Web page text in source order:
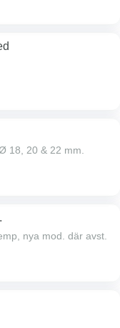
18, 20 & 22 mm.
nya mod. där avst.